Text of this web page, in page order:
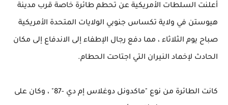
أعلنت السلطات الأمريكية عن تحطم طائرة خاصة قرب مدينة
هيوستن في ولاية تكساس جنوبي الولايات المتحدة الأمريكية
صباح يوم الثلاثاء ، مما دفع رجال الإطفاء إلى الاندفاع إلى مكان
الحادث لإخماد النيران التي اجتاحت الحطام.
كانت الطائرة من نوع "ماكدونل دوغلاس إم دي -87" ، وكان على